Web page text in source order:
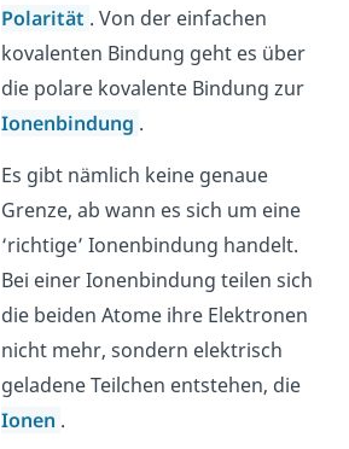
Polarität . Von der einfachen
kovalenten Bindung geht es über
die polare kovalente Bindung zur
Ionenbindung .
Es gibt nämlich keine genaue
Grenze, ab wann es sich um eine
‘richtige’ Ionenbindung handelt.
Bei einer Ionenbindung teilen sich
die beiden Atome ihre Elektronen
nicht mehr, sondern elektrisch
geladene Teilchen entstehen, die
Ionen .